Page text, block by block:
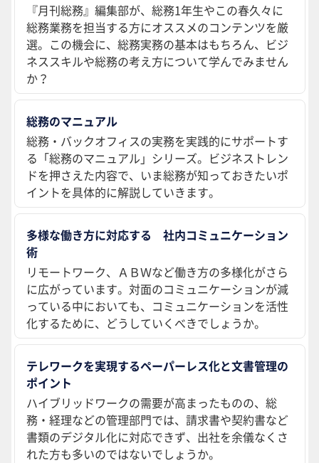
『月刊総務』編集部が、総務1年生やこの春久々に
総務業務を担当する方にオススメのコンテンツを厳
選。この機会に、総務実務の基本はもちろん、ビジ
ネススキルや総務の考え方について学んでみません
か？
総務のマニュアル
総務・バックオフィスの実務を実践的にサポートす
る「総務のマニュアル」シリーズ。ビジネストレン
ドを押さえた内容で、いま総務が知っておきたいポ
イントを具体的に解説していきます。
多様な働き方に対応する 社内コミュニケーション
術
リモートワーク、ＡＢＷなど働き方の多様化がさら
に広がっています。対面のコミュニケーションが減
っている中においても、コミュニケーションを活性
化するために、どうしていくべきでしょうか。
テレワークを実現するペーパーレス化と文書管理の
ポイント
ハイブリッドワークの需要が高まったものの、総
務・経理などの管理部門では、請求書や契約書など
書類のデジタル化に対応できず、出社を余儀なくさ
れた方も多いのではないでしょうか。